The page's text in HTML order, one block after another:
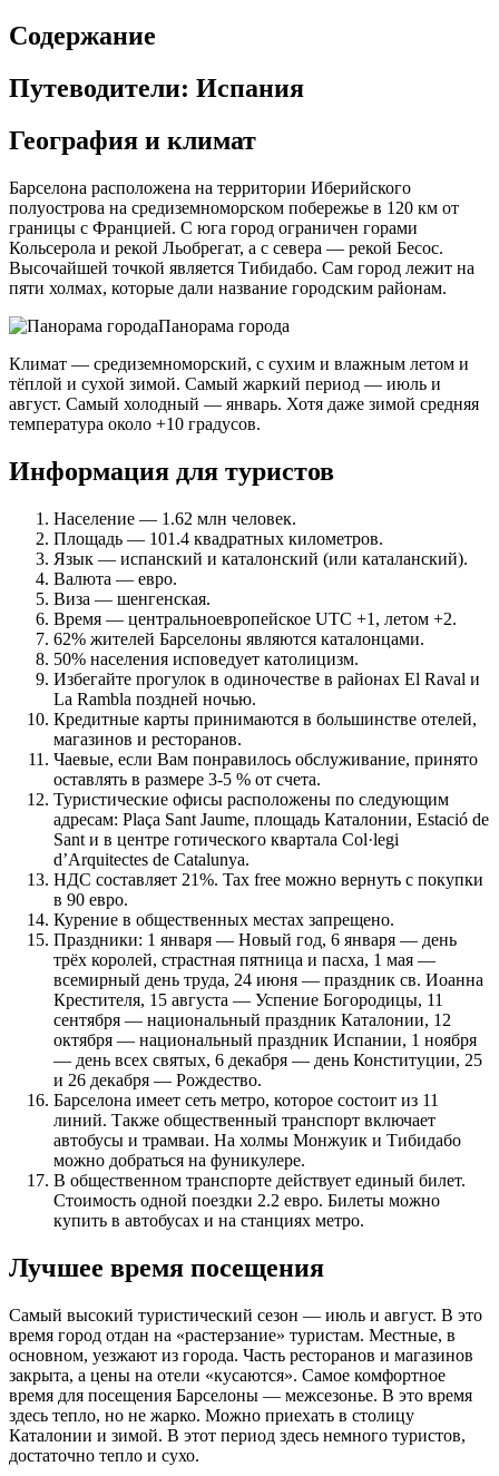
Содержание
Путеводители: Испания
География и климат
Барселона расположена на территории Иберийского
полуострова на средиземноморском побережье в 120 км от
границы с Францией. С юга город ограничен горами
Кольсерола и рекой Льобрегат, а с севера — рекой Бесос.
Высочайшей точкой является Тибидабо. Сам город лежит на
пяти холмах, которые дали название городским районам.
Панорама города
Климат — средиземноморский, с сухим и влажным летом и
тёплой и сухой зимой. Самый жаркий период — июль и
август. Самый холодный — январь. Хотя даже зимой средняя
температура около +10 градусов.
Информация для туристов
Население — 1.62 млн человек.
Площадь — 101.4 квадратных километров.
Язык — испанский и каталонский (или каталанский).
Валюта — евро.
Виза — шенгенская.
Время — центральноевропейское UTC +1, летом +2.
62% жителей Барселоны являются каталонцами.
50% населения исповедует католицизм.
Избегайте прогулок в одиночестве в районах El Raval и
La Rambla поздней ночью.
Кредитные карты принимаются в большинстве отелей,
магазинов и ресторанов.
Чаевые, если Вам понравилось обслуживание, принято
оставлять в размере 3-5 % от счета.
Туристические офисы расположены по следующим
адресам: Plaça Sant Jaume, площадь Каталонии, Estació de
Sant и в центре готического квартала Col·legi
d’Arquitectes de Catalunya.
НДС составляет 21%. Tax free можно вернуть с покупки
в 90 евро.
Курение в общественных местах запрещено.
Праздники: 1 января — Новый год, 6 января — день
трёх королей, страстная пятница и пасха, 1 мая —
всемирный день труда, 24 июня — праздник св. Иоанна
Крестителя, 15 августа — Успение Богородицы, 11
сентября — национальный праздник Каталонии, 12
октября — национальный праздник Испании, 1 ноября
— день всех святых, 6 декабря — день Конституции, 25
и 26 декабря — Рождество.
Барселона имеет сеть метро, которое состоит из 11
линий. Также общественный транспорт включает
автобусы и трамваи. На холмы Монжуик и Тибидабо
можно добраться на фуникулере.
В общественном транспорте действует единый билет.
Стоимость одной поездки 2.2 евро. Билеты можно
купить в автобусах и на станциях метро.
Лучшее время посещения
Самый высокий туристический сезон — июль и август. В это
время город отдан на «растерзание» туристам. Местные, в
основном, уезжают из города. Часть ресторанов и магазинов
закрыта, а цены на отели «кусаются». Самое комфортное
время для посещения Барселоны — межсезонье. В это время
здесь тепло, но не жарко. Можно приехать в столицу
Каталонии и зимой. В этот период здесь немного туристов,
достаточно тепло и сухо.